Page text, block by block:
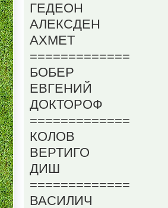
ГЕДЕОН
АЛЕКСДЕН
АХМЕТ
=============
БОБЕР
ЕВГЕНИЙ
ДОКТОРОФ
=============
КОЛОВ
ВЕРТИГО
ДИШ
=============
ВАСИЛИЧ